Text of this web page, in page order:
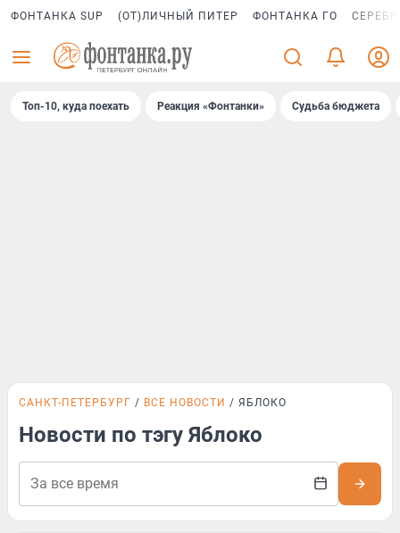
ФОНТАНКА SUP (ОТ)ЛИЧНЫЙ ПИТЕР ФОНТАНКА ГО
Топ-10, куда поехать Реакция «Фонтанки» Судьба бюджета
САНКТ-ПЕТЕРБУРГ ВСЕ НОВОСТИ ЯБЛОКО
Новости по тэгу Яблоко